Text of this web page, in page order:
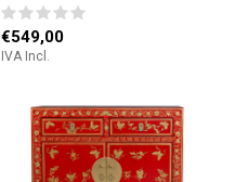
€549,00
IVA Incl.